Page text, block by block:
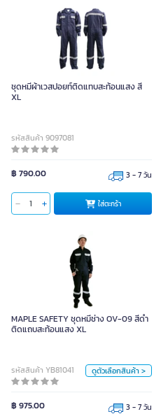
ชุดหมีผ้าเวสปอยท์ติดแทบสะท้อนแสง สี
XL
รหัสสินค้า 9097081
฿ 790.00 3 - 7 วัน
ใส่ตะกร้า
MAPLE SAFETY ชุดหมีช่าง OV-09 สีดำ
ติดแถบสะท้อนแสง XL
รหัสสินค้า YB81041 ดูตัวเลือกสินค้า >
฿ 975.00 3 - 7 วัน
MAPLE SAFETY ชุดหมีช่าง OV-09
สีดำ ติดแถบสะท้อนแสง XL
ชุด
ขนาด